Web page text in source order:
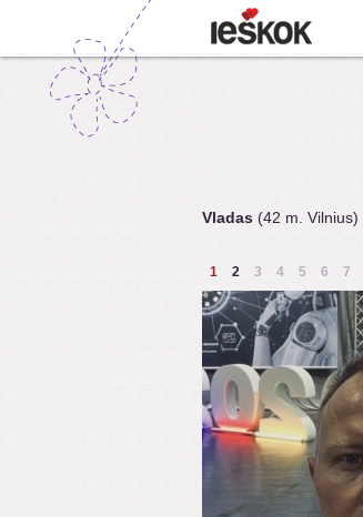
Vladas (42 m. Vilnius)
1 2 3 4 5 6 7